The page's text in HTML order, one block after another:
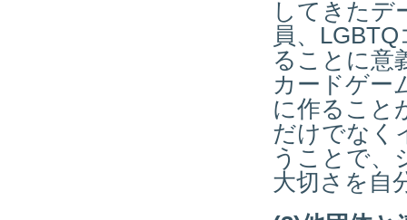
してきたデ
員、
ることに意
カードゲー
に作ること
だけでなく
うことで、
大切さを自